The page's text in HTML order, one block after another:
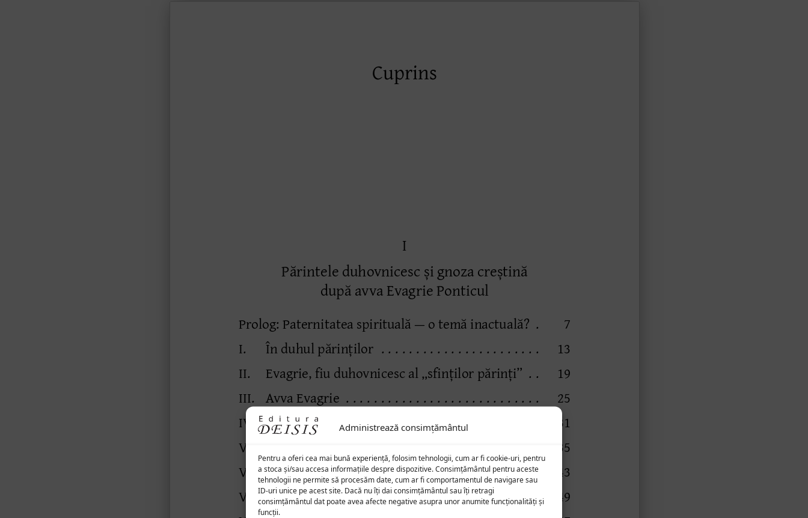
Administrează consimțământul
Pentru a oferi cea mai bună experiență, folosim tehnologii, cum ar fi cookie-uri, pentru
a stoca și/sau accesa informațiile despre dispozitive. Consimțământul pentru aceste
tehnologii ne permite să procesăm date, cum ar fi comportamentul de navigare sau
ID-uri unice pe acest site. Dacă nu îți dai consimțământul sau îți retragi
consimțământul dat poate avea afecte negative asupra unor anumite funcționalități și
funcții.